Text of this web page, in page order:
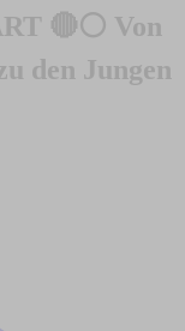
🔴⚪ Von
den Jungen